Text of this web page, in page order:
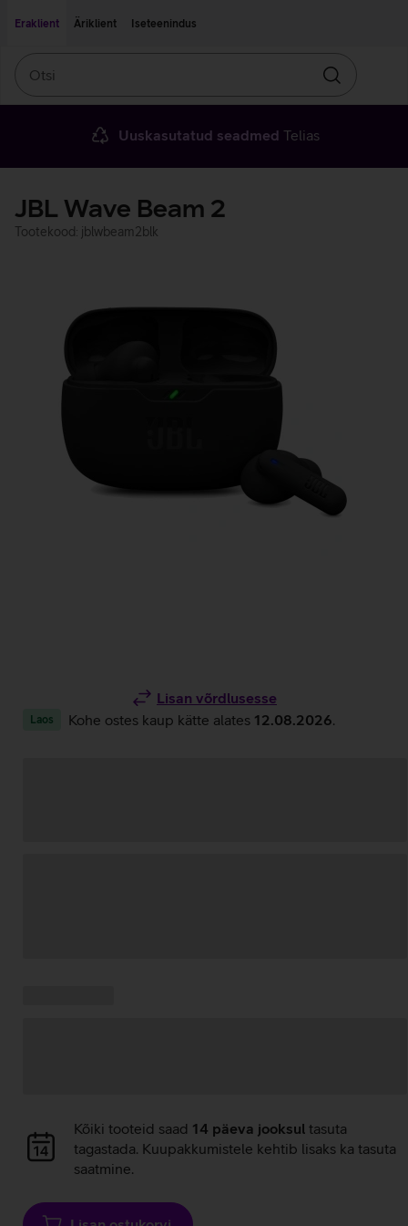
Eraklient
Äriklient Iseteenindus
Otsin
Uuskasutatud seadmed Telias
JBL Wave Beam 2
Tootekood: jblwbeam2blk
Lisan võrdlusesse
Laos Kohe ostes kaup kätte alates 12.08.2026
Andmete
laadimine
Kõiki tooteid saad 14 päeva jooksul tasuta
tagastada. Kuupakkumistele kehtib lisaks ka tasuta
saatmine.